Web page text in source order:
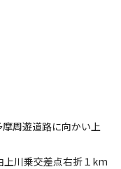
周遊道路に向かい上
上川乗交差点右折１km